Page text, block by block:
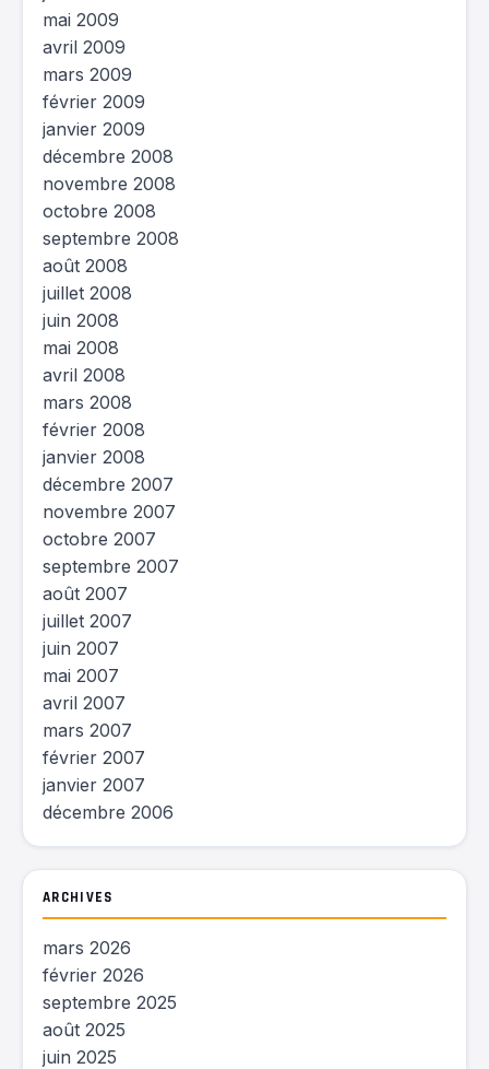
mai 2009
avril 2009
mars 2009
février 2009
janvier 2009
décembre 2008
novembre 2008
octobre 2008
septembre 2008
août 2008
juillet 2008
juin 2008
mai 2008
avril 2008
mars 2008
février 2008
janvier 2008
décembre 2007
novembre 2007
octobre 2007
septembre 2007
août 2007
juillet 2007
juin 2007
mai 2007
avril 2007
mars 2007
février 2007
janvier 2007
décembre 2006
ARCHIVES
mars 2026
février 2026
septembre 2025
août 2025
juin 2025